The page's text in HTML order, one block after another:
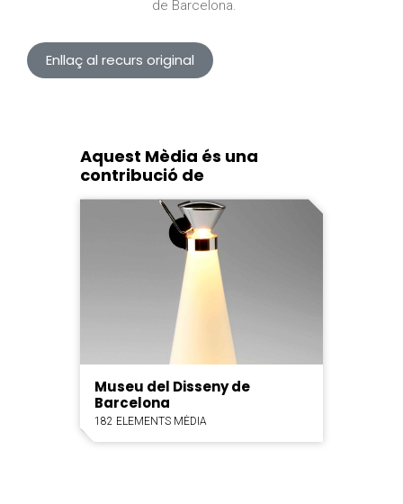
de Barcelona.
Enllaç al recurs original
Aquest Mèdia és una
contribució de
Museu del Disseny de
Barcelona
182 ELEMENTS MÈDIA